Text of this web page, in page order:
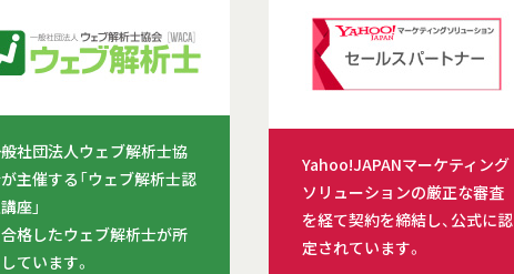
社団法人ウェブ解析士協
主催する「ウェブ解析士認
座」
格したウェブ解析士が所
ています。
Yahoo!JAPANマーケティング
ソリューションの厳正な審査
を経て契約を締結し、公式に認
定されています。